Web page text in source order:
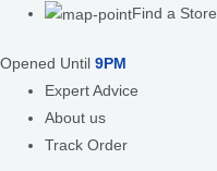
Find a Store
Opened Until 9PM
Expert Advice
About us
Track Order